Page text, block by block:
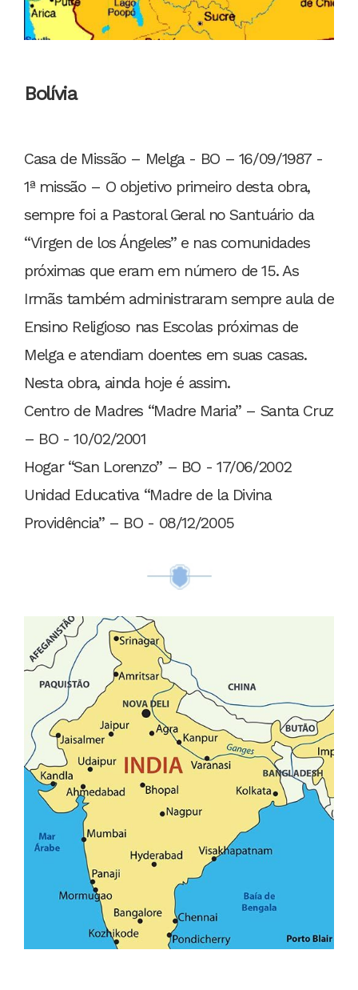
Bolívia
Casa de Missão – Melga - BO – 16/09/1987 -
1ª missão – O objetivo primeiro desta obra,
sempre foi a Pastoral Geral no Santuário da
“Virgen de los Ángeles” e nas comunidades
próximas que eram em número de 15. As
Irmãs também administraram sempre aula de
Ensino Religioso nas Escolas próximas de
Melga e atendiam doentes em suas casas.
Nesta obra, ainda hoje é assim.
Centro de Madres “Madre Maria” – Santa Cruz
– BO - 10/02/2001
Hogar “San Lorenzo” – BO - 17/06/2002
Unidad Educativa “Madre de la Divina
Providência” – BO - 08/12/2005